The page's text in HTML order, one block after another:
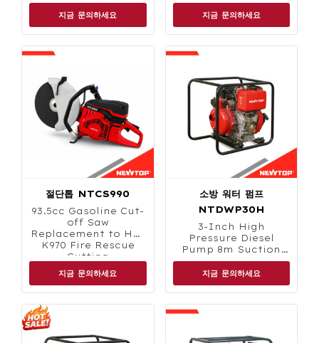
Fire Control
지금 문의하세요 지금 문의하세요
절단톱 NTCS990
93.5cc Gasoline Cut-
off Saw
Replacement to Hus
K970 Fire Rescue
Cutting
지금 문의하세요
소방 워터 펌프
NTDWP30H
3- Inch High
Pressure Diesel
Pump 8m Suction
Head Fire Water
Transfer
지금 문의하세요